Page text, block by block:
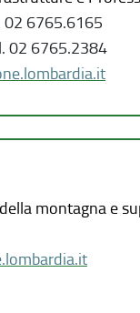
02 6765.6165
02 6765.2384
montagna e